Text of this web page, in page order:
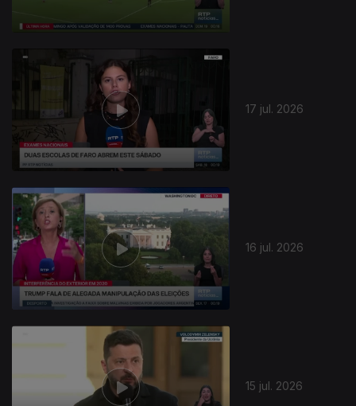
17 jul. 2026
16 jul. 2026
15 jul. 2026